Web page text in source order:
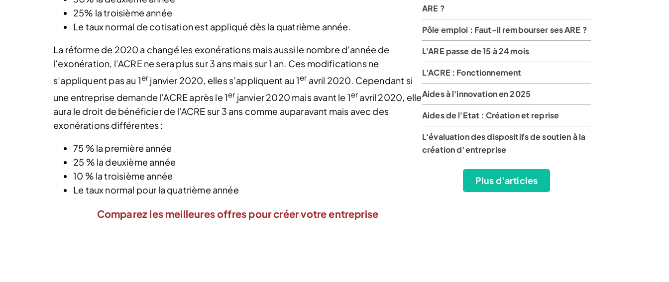
25% la troisième année
Le taux normal de cotisation est appliqué dès la quatrième année.
La réforme de 2020 a changé les exonérations mais aussi le nombre d’année de
l’exonération, l’ACRE ne sera plus sur 3 ans mais sur 1 an. Ces modifications ne
s’appliquent pas au 1er janvier 2020, elles s’appliquent au 1er avril 2020. Cependant si
une entreprise demande l’ACRE après le 1er janvier 2020 mais avant le 1er avril 2020, elle
aura le droit de bénéficier de l’ACRE sur 3 ans comme auparavant mais avec des
exonérations différentes :
75 % la première année
25 % la deuxième année
10 % la troisième année
Le taux normal pour la quatrième année
Comparez les meilleures offres pour créer votre entreprise
ARE ?
Pôle emploi : Faut-il rembourser ses ARE ?
L'ARE passe de 15 à 24 mois
L'ACRE : Fonctionnement
Aides à l'innovation en 2025
Aides de l'Etat : Création et reprise
L'évaluation des dispositifs de soutien à la
création d’entreprise
Plus d'articles